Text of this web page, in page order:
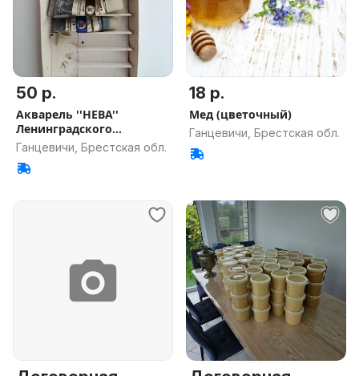
50 р.
Акварель ''НЕВА''
Ленинградского
худ.завода
Ганцевичи, Брестская обл.
18 р.
Мед (цветочный)
Ганцевичи, Брестская обл.